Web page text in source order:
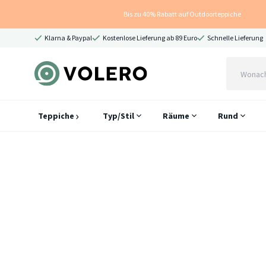
Bis zu 40% Rabatt auf Outdoorteppiche
Klarna & Paypal Kostenlose Lieferung ab 89 Euro Schnelle Lieferung
Teppiche Typ/Stil Räume Rund